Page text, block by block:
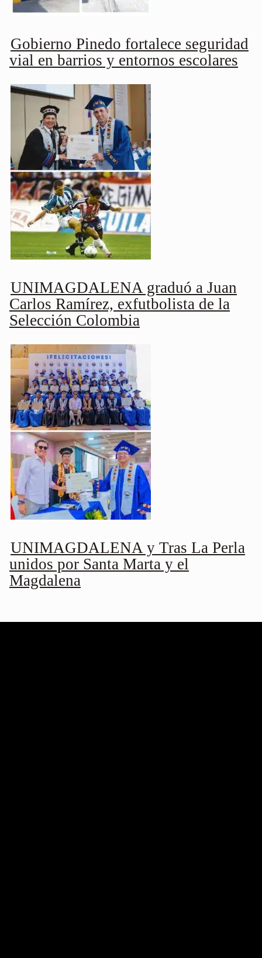
Gobierno Pinedo fortalece seguridad
vial en barrios y entornos escolares
UNIMAGDALENA graduó a Juan
Carlos Ramírez, exfutbolista de la
Selección Colombia
UNIMAGDALENA y Tras La Perla
unidos por Santa Marta y el
Magdalena